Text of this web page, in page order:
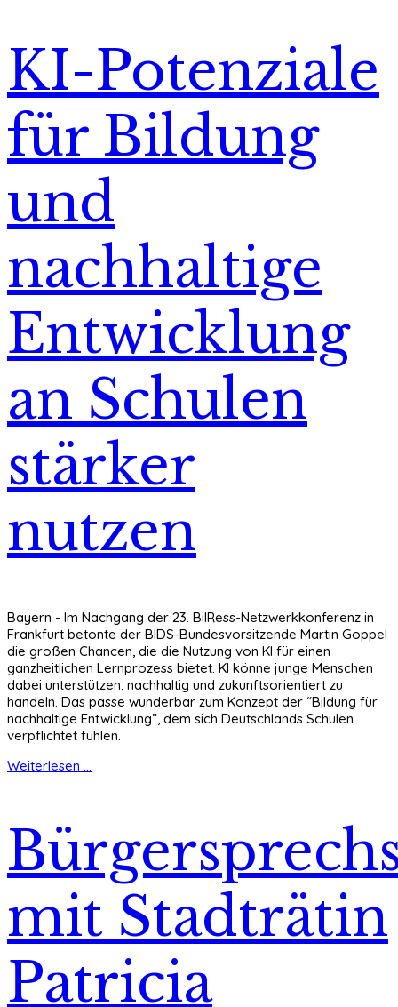
KI-Potenziale
für Bildung
und
nachhaltige
Entwicklung
an Schulen
stärker
nutzen
Bayern - Im Nachgang der 23. BilRess-Netzwerkkonferenz in
Frankfurt betonte der BIDS-Bundesvorsitzende Martin Goppel
die großen Chancen, die die Nutzung von KI für einen
ganzheitlichen Lernprozess bietet. KI könne junge Menschen
dabei unterstützen, nachhaltig und zukunftsorientiert zu
handeln. Das passe wunderbar zum Konzept der “Bildung für
nachhaltige Entwicklung”, dem sich Deutschlands Schulen
verpflichtet fühlen.
Weiterlesen ...
mit Stadträtin
Patricia